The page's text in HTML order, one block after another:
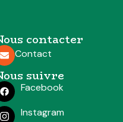
contacter
Contact
suivre
Facebook
Instagram